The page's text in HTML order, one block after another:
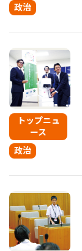
政治
トップニュ
ース
政治